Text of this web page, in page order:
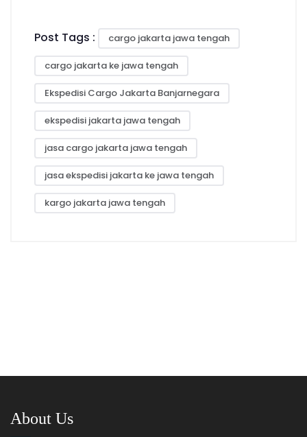
Post Tags : cargo jakarta jawa tengah
cargo jakarta ke jawa tengah
Ekspedisi Cargo Jakarta Banjarnegara
ekspedisi jakarta jawa tengah
jasa cargo jakarta jawa tengah
jasa ekspedisi jakarta ke jawa tengah
kargo jakarta jawa tengah
About Us